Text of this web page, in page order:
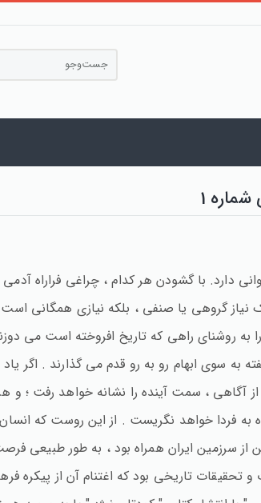
1
دارد. با گشودن هر کدام ، چراغی فراراه
نیاز گروهی یا صنفی ، بلکه نیازی همگانی
به روشنای راهی که تاریخ افروخته است می
به سوی ابهام رو به رو قدم می گذارند . اگر یاد
از آگاهی ، سمت آینده را نشانه خواهد رفت ؛ و
به فردا خواهد نگریست . از این روست که
سرزمین ایران همراه بود ، به طور طبیعی
تحقیقات تاریخی بود که اغتنام آن از پیکره